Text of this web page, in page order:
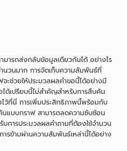
มารถส่งกลับข้อมูลเดียวกันได้ อย่างไร
นวนมาก การจัดเก็บความสัมพันธ์ที่
ะช่วยให้ประมวลผลคำขอนี้ได้อย่างมี
ด้เปรียบนี้ไม่สำคัญสำหรับการสืบค้น
ว้ที่นี่ การเพิ่มประสิทธิภาพนี้พร้อมกับ
นแบบกราฟ สามารถลดความซับซ้อน
บการประมวลผลคำถามที่ต้องใช้จำนวน
รข้ามผ่านความสัมพันธ์เหล่านี้ได้อย่าง